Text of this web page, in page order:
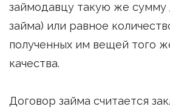
займодавцу такую же сумму
займа) или равное
полученных им вещей того
качества.
Договор займа считается